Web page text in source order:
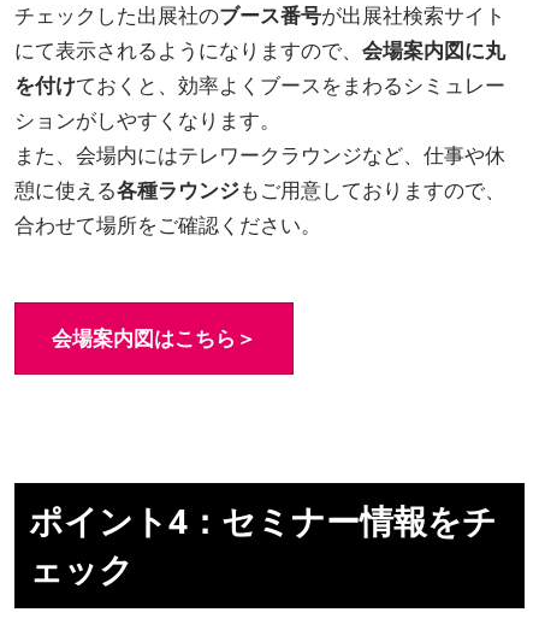
チェックした出展社のブース番号が出展社検索サイト
にて表示されるようになりますので、 会場案内図に丸
を付けておくと、効率よくブースをまわるシミュレー
ションがしやすくなります。
また、会場内にはテレワークラウンジなど、仕事や休
憩に使える各種ラウンジもご用意しておりますので、
合わせて場所をご確認ください。
会場案内図はこちら＞
ポイント4：セミナー情報をチ
ェック